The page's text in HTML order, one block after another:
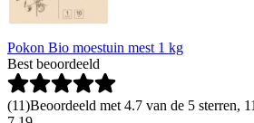
Pokon Bio moestuin mest 1 kg
Best beoordeeld
(11)Beoordeeld met 4.7 van de 5 sterren,